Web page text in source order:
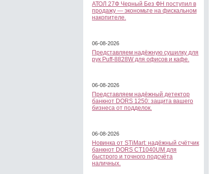
АТОЛ 27Ф Черный Без ФН поступил в
продажу — экономьте на фискальном
накопителе.
06-08-2026
Представляем надёжную сушилку для
рук Puff-8828W для офисов и кафе.
06-08-2026
Представляем надёжный детектор
банкнот DORS 1250: защита вашего
бизнеса от подделок.
06-08-2026
Новинка от STiMart: надёжный счётчик
банкнот DORS CT1040UM для
быстрого и точного подсчёта
наличных.